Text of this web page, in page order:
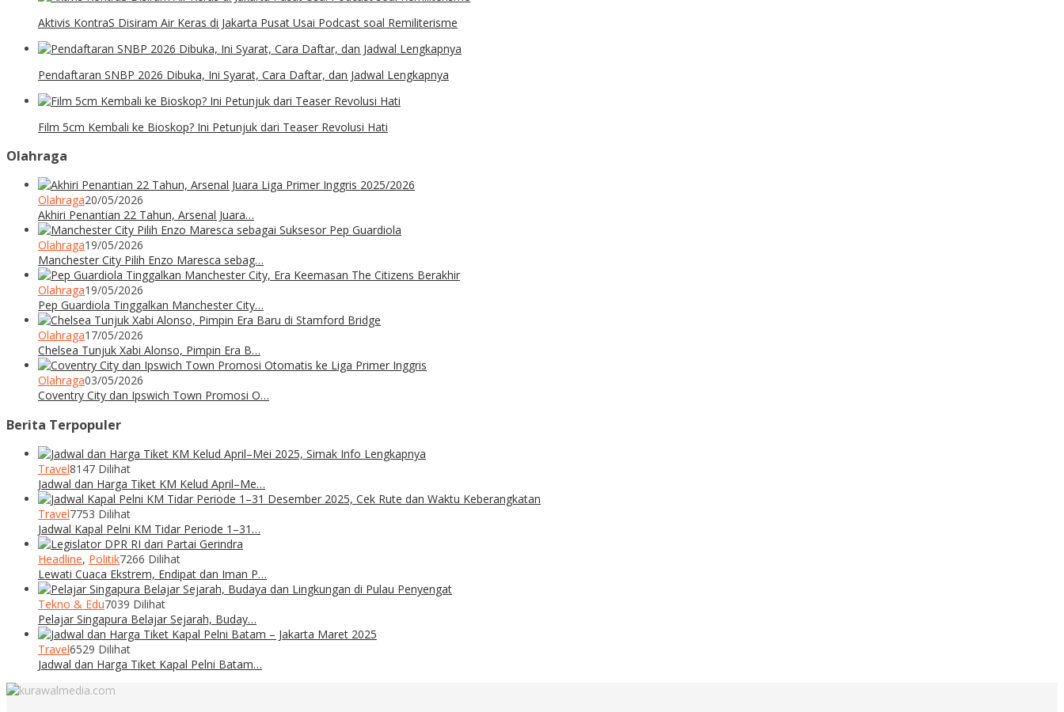
Aktivis KontraS Disiram Air Keras di Jakarta Pusat Usai Podcast soal Remiliterisme
Pendaftaran SNBP 2026 Dibuka, Ini Syarat, Cara Daftar, dan Jadwal Lengkapnya
Film 5cm Kembali ke Bioskop? Ini Petunjuk dari Teaser Revolusi Hati
Olahraga
Olahraga20/05/2026
Akhiri Penantian 22 Tahun, Arsenal Juara…
Olahraga19/05/2026
Manchester City Pilih Enzo Maresca sebag…
Olahraga19/05/2026
Pep Guardiola Tinggalkan Manchester City…
Olahraga17/05/2026
Chelsea Tunjuk Xabi Alonso, Pimpin Era B…
Olahraga03/05/2026
Coventry City dan Ipswich Town Promosi O…
Berita Terpopuler
Travel8147 Dilihat
Jadwal dan Harga Tiket KM Kelud April–Me…
Travel7753 Dilihat
Jadwal Kapal Pelni KM Tidar Periode 1–31…
Headline, Politik7266 Dilihat
Lewati Cuaca Ekstrem, Endipat dan Iman P…
Tekno & Edu7039 Dilihat
Pelajar Singapura Belajar Sejarah, Buday…
Travel6529 Dilihat
Jadwal dan Harga Tiket Kapal Pelni Batam…